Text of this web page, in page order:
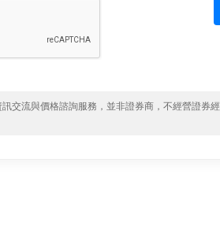
交流與價格諮詢服務，並非證券商，不經營證券